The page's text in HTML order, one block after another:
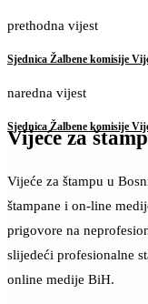
prethodna vijest
Sjednica Žalbene komisije
naredna vijest
Sjednica Žalbene komisije
Vijeće za
Vijeće za štampu u
štampane i on-line
prigovore na
slijedeći profesionalne
online medije BiH.